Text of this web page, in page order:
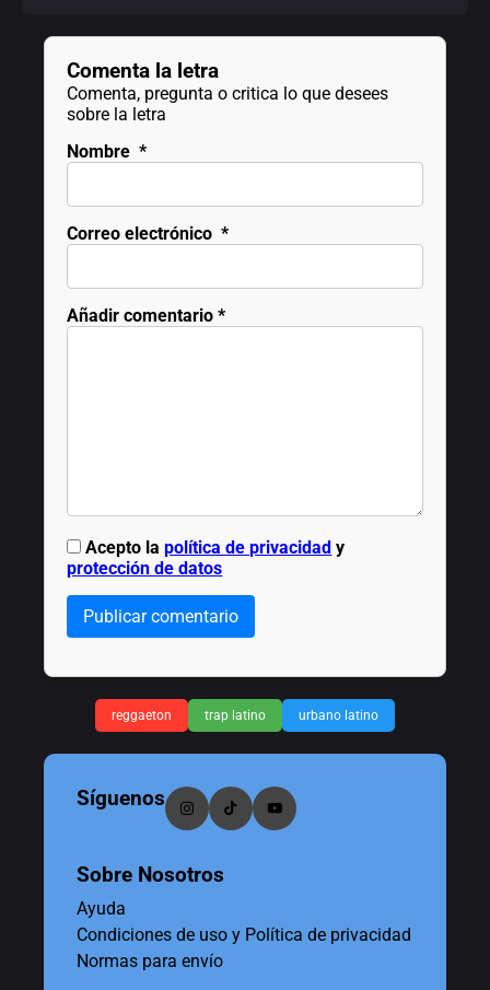
Comenta la letra
Comenta, pregunta o critica lo que desees
sobre la letra
Nombre *
Correo electrónico *
Añadir comentario *
Acepto lapolítica de privacidad y
protección de datos
Publicar comentario
reggaeton trap latino urbano latino
Síguenos
Sobre Nosotros
Ayuda
Condiciones de uso y Política de privacidad
Normas para envío